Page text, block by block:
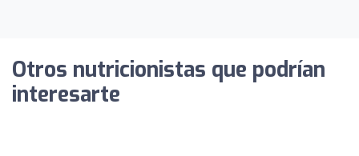
Otros nutricionistas que podrían
interesarte